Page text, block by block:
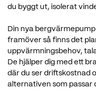
du byggt ut, isolerat
Din nya
framöver så finns det
uppvärmningsbehov,
De hjälper dig med ett
där du ser driftskostnad
alternativen som passar